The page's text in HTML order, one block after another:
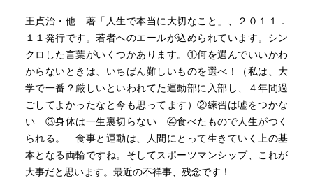
王貞治・他 著「人生で本当に大切なこと」、２０１１．
１１発行です。若者へのエールが込められています。シン
クロした言葉がいくつかあります。①何を選んでいいかわ
からないときは、いちばん難しいものを選べ！（私は、大
学で一番？厳しいといわれてた運動部に入部し、４年間過
ごしてよかったなと今も思ってます）②練習は嘘をつかな
い ③身体は一生裏切らない ④食べたもので人生がつく
られる。 食事と運動は、人間にとって生きていく上の基
本となる両輪ですね。そしてスポーツマンシップ、これが
大事だと思います。最近の不祥事、残念です！